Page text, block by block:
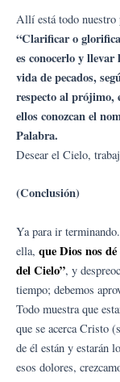
Allí está todo nuestro
“Clarificar o
es conocerlo y
vida de pecados,
respecto al prójimo,
ellos conozcan el
Palabra.
Desear el Cielo,
(Conclusión)
Ya para ir
ella, que Dios nos
del Cielo”, y
tiempo; debemos
Todo muestra que
que se acerca Cristo
de él están y estarán
esos dolores,